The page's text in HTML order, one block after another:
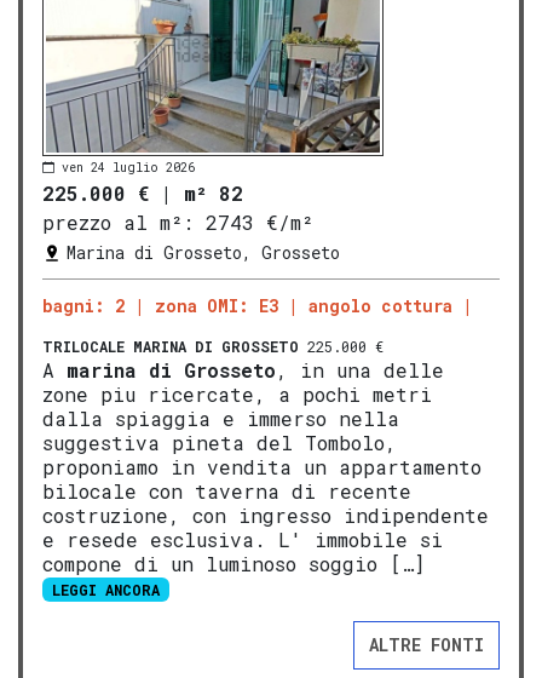
ven 24 luglio 2026
225.000 € | m² 82
prezzo al m²:
2743 €/m²
Marina di Grosseto, Grosseto
bagni: 2 zona OMI: E3 angolo cottura
TRILOCALE MARINA DI GROSSETO 225.000 €
A marina di Grosseto, in una delle
zone piu ricercate, a pochi metri
dalla spiaggia e immerso nella
suggestiva pineta del Tombolo,
proponiamo in vendita un appartamento
bilocale con taverna di recente
costruzione, con ingresso indipendente
e resede esclusiva. L' immobile si
compone di un luminoso soggio […]
LEGGI ANCORA
ALTRE FONTI